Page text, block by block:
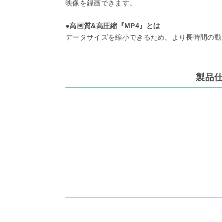
映像を録画できます。
●高画質&高圧縮『MP4』とは
データサイズを縮小できるため、より長時間の動
製品